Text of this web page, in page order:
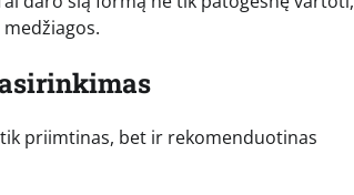
priimtinas, bet ir rekomenduotinas